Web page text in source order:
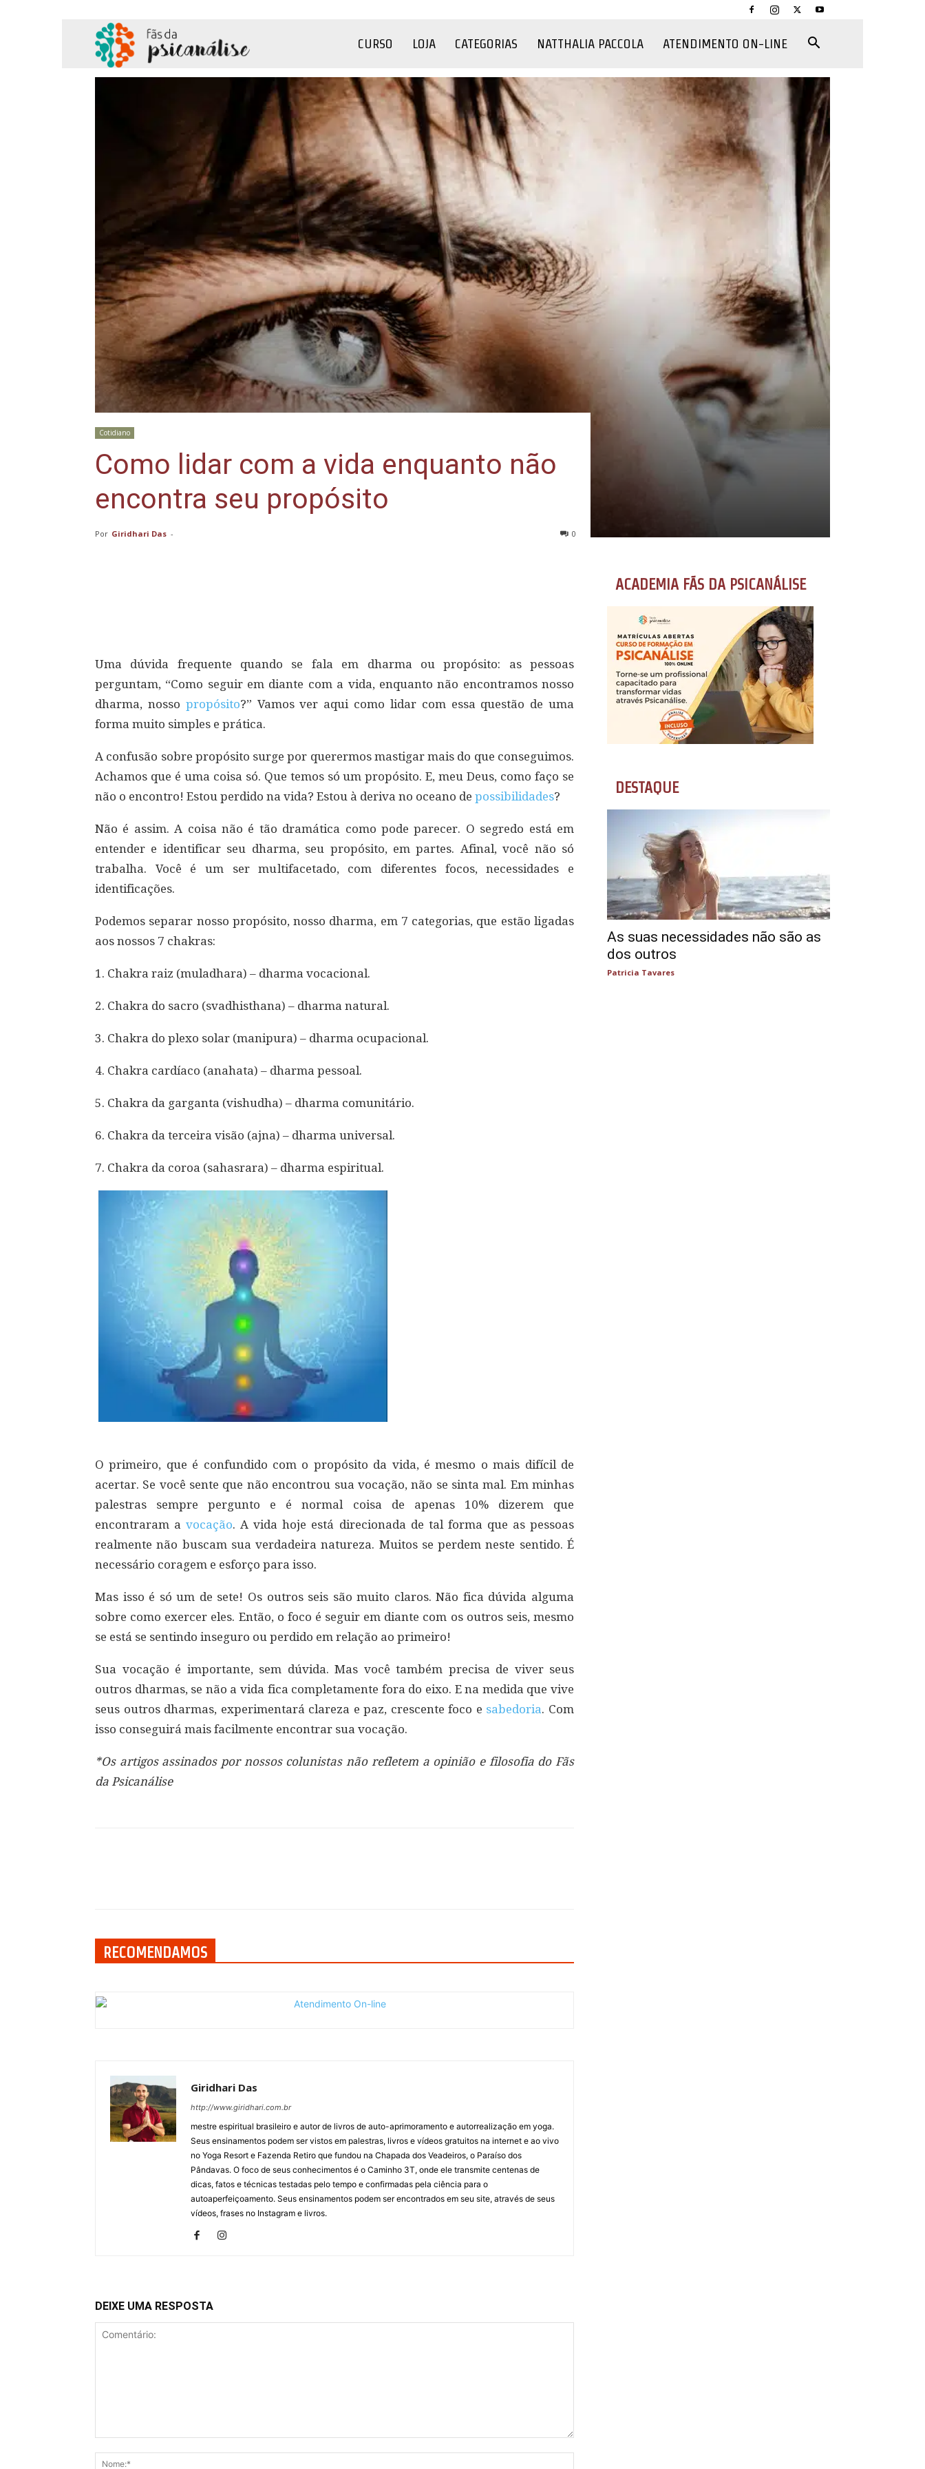
Psicanálise
CURSO LOJA CATEGORIAS NATTHALIA PACCOLA ATENDIMENTO ON-LINE
Cotidiano
Como lidar com a vida enquanto não
encontra seu propósito
Por Giridhari Das - 0
Uma dúvida frequente quando se fala em dharma ou propósito: as pessoas
perguntam, “Como seguir em diante com a vida, enquanto não encontramos nosso
dharma, nosso propósito?” Vamos ver aqui como lidar com essa questão de uma
forma muito simples e prática.
A confusão sobre propósito surge por querermos mastigar mais do que conseguimos.
Achamos que é uma coisa só. Que temos só um propósito. E, meu Deus, como faço se
não o encontro! Estou perdido na vida? Estou à deriva no oceano de possibilidades?
Não é assim. A coisa não é tão dramática como pode parecer. O segredo está em
entender e identificar seu dharma, seu propósito, em partes. Afinal, você não só
trabalha. Você é um ser multifacetado, com diferentes focos, necessidades e
identificações.
Podemos separar nosso propósito, nosso dharma, em 7 categorias, que estão ligadas
aos nossos 7 chakras:
1. Chakra raiz (muladhara) – dharma vocacional.
2. Chakra do sacro (svadhisthana) – dharma natural.
3. Chakra do plexo solar (manipura) – dharma ocupacional.
4. Chakra cardíaco (anahata) – dharma pessoal.
5. Chakra da garganta (vishudha) – dharma comunitário.
6. Chakra da terceira visão (ajna) – dharma universal.
7. Chakra da coroa (sahasrara) – dharma espiritual.
O primeiro, que é confundido com o propósito da vida, é mesmo o mais difícil de
acertar. Se você sente que não encontrou sua vocação, não se sinta mal. Em minhas
palestras sempre pergunto e é normal coisa de apenas 10% dizerem que
encontraram avocação. A vida hoje está direcionada de tal forma que as pessoas
realmente não buscam sua verdadeira natureza. Muitos se perdem neste sentido. É
necessário coragem e esforço para isso.
Mas isso é só um de sete! Os outros seis são muito claros. Não fica dúvida alguma
sobre como exercer eles. Então, o foco é seguir em diante com os outros seis, mesmo
se está se sentindo inseguro ou perdido em relação ao primeiro!
Sua vocação é importante, sem dúvida. Mas você também precisa de viver seus
outros dharmas, se não a vida fica completamente fora do eixo. E na medida que vive
seus outros dharmas, experimentará clareza e paz, crescente foco e sabedoria. Com
isso conseguirá mais facilmente encontrar sua vocação.
*Os artigos assinados por nossos colunistas não refletem a opinião e filosofia do Fãs
da Psicanálise
RECOMENDAMOS
Giridhari Das
http://www.giridhari.com.br
mestre espiritual brasileiro e autor de livros de auto-aprimoramento e autorrealização em yoga.
Seus ensinamentos podem ser vistos em palestras, livros e vídeos gratuitos na internet e ao vivo
no Yoga Resort e Fazenda Retiro que fundou na Chapada dos Veadeiros, o Paraíso dos
Pândavas. O foco de seus conhecimentos é o Caminho 3T, onde ele transmite centenas de
dicas, fatos e técnicas testadas pelo tempo e confirmadas pela ciência para o
autoaperfeiçoamento. Seus ensinamentos podem ser encontrados em seu site, através de seus
vídeos, frases no Instagram e livros.
DEIXE UMA RESPOSTA
ACADEMIA FÃS DA PSICANÁLISE
DESTAQUE
As suas necessidades não são as
dos outros
Patricia Tavares